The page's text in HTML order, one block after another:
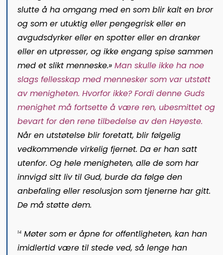
slutte å ha omgang med en som blir kalt en bror
og som er utuktig eller pengegrisk eller en
avgudsdyrker eller en spotter eller en dranker
eller en utpresser, og ikke engang spise sammen
med et slikt menneske.»Man skulle ikke ha noe
slags fellesskap med mennesker som var utstøtt
av menigheten. Hvorfor ikke? Fordi denne Guds
menighet må fortsette å være ren, ubesmittet og
bevart for den rene tilbedelse av den Høyeste.
Når en utstøtelse blir foretatt, blir følgelig
vedkommende virkelig fjernet. Da er han satt
utenfor. Og hele menigheten, alle de som har
innvigd sitt liv til Gud, burde da følge den
anbefaling eller resolusjon som tjenerne har gitt.
De må støtte dem.
14 Møter som er åpne for offentligheten, kan han
imidlertid være til stede ved, så lenge han